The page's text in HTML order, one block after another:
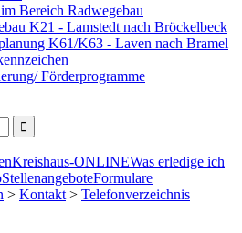
Bereich Radwegebau
K21 - Lamstedt nach Bröckelbeck
K61/K63 - Laven nach Bramel
Förderprogramme
Kreishaus-ONLINEWas erledige ich
StellenangeboteFormulare
> Kontakt > Telefonverzeichnis